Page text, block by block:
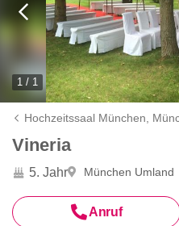
1 / 1
Hochzeitssaal München,
Vineria
5. Jahr München Umland
Anruf